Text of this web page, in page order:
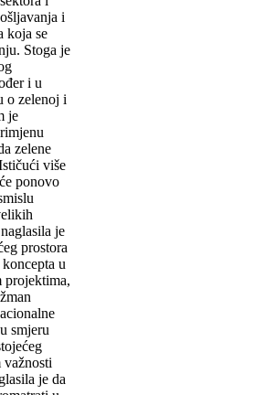
i
koja se
Stoga je
i u
o zelenoj i
je
zelene
više
ponovo
je
prostora
u
projektima,
smjeru
važnosti
je da